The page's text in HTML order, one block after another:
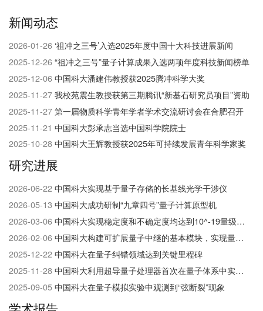
新闻动态
2026-01-26 ‘祖冲之三号’入选2025年度中国十大科技进展新闻
2025-12-26“祖冲之三号”量子计算成果入选两项年度科技新闻榜单
2025-12-06中国科大潘建伟教授获2025腾冲科学大奖
2025-11-27我校苑震生教授获第三期腾讯“新基石研究员项目”资助
2025-11-27第一届物质科学青年学者学术交流研讨会在合肥召开
2025-11-21 中国科大彭承志当选中国科学院院士
2025-10-28中国科大王辉教授获2025年可持续发展青年科学家奖
研究进展
2026-06-22中国科大实现基于量子存储的长基线光学干涉仪
2026-05-13 中国科大成功研制“九章四号”量子计算原型机
2026-03-06中国科大实现稳定度和不确定度均达到10^-19​量级的光钟
2026-02-06中国科大构建可扩展量子中继的基本模块，实现量子网络研究的重大突破
2025-12-22中国科大在量子纠错领域达到关键里程碑
2025-11-28中国科大利用超导量子处理器首次在量子体系中实现并探测高阶非平衡拓扑相
2025-09-05中国科大在量子模拟实验中观测到“弦断裂”现象